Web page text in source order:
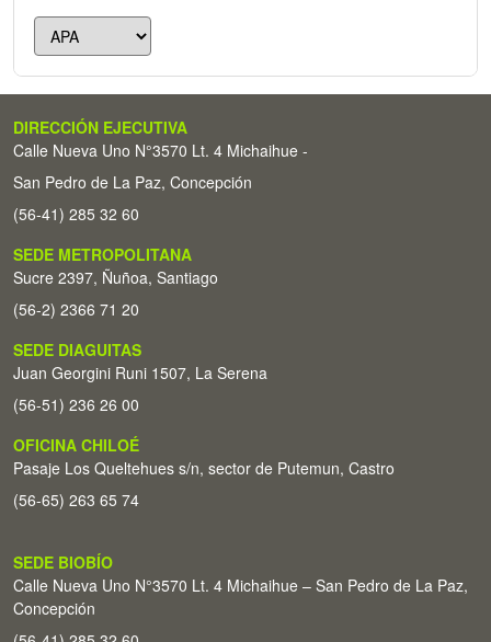
DIRECCIÓN EJECUTIVA
Calle Nueva Uno N°3570 Lt. 4 Michaihue -
San Pedro de La Paz, Concepción
(56-41) 285 32 60
SEDE METROPOLITANA
Sucre 2397, Ñuñoa, Santiago
(56-2) 2366 71 20
SEDE DIAGUITAS
Juan Georgini Runi 1507, La Serena
(56-51) 236 26 00
OFICINA CHILOÉ
Pasaje Los Queltehues s/n, sector de Putemun, Castro
(56-65) 263 65 74
SEDE BIOBÍO
Calle Nueva Uno N°3570 Lt. 4 Michaihue – San Pedro de La Paz,
Concepción